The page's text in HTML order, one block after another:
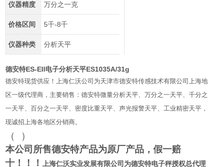
仪器精度 万分之一克
价格区间 5千-8千
仪器种类 分析天平
德安特ES-EII电子分析天平ES1035A/31g
德安特现货供应！上海仁沃公司为天津市德安特传感技术有限公司上海地
区一级代理商，主要销售：德安特微量分析天平、万分之一天平、千分之
一天平、百分之一天平、密度比重天平、声光报警天平、工业精密天平，
现诚招上海各地区分销商。
（ ）
本公司所售德安特产品为原厂产品，假一赔
十！！！ 上海仁沃实业发展有限公司为德安特电子秤授权总代理